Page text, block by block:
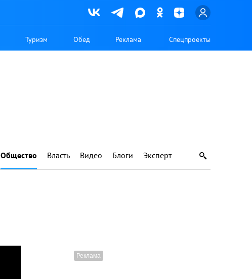
Туризм Обед Реклама Спецпроекты
Общество Власть Видео Блоги Эксперт